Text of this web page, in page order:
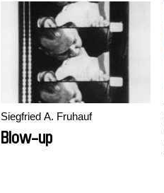
Siegfried A. Fruhauf
Blow-up